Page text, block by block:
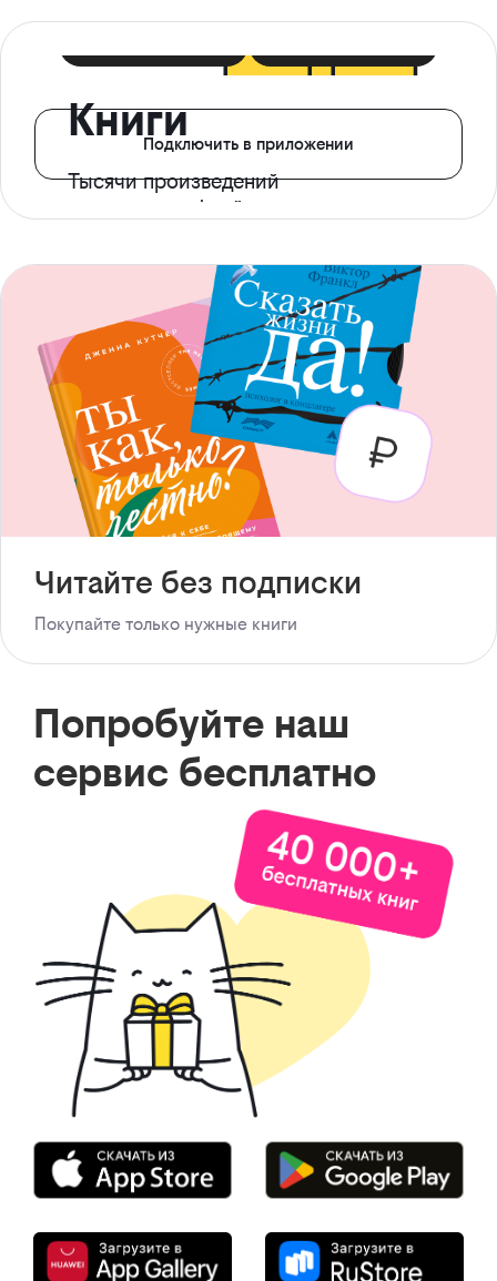
Книги
Тысячи произведений
с доступом офлайн
Подключить в приложении
Читайте без подписки
Покупайте только нужные книги
Попробуйте наш
сервис бесплатно